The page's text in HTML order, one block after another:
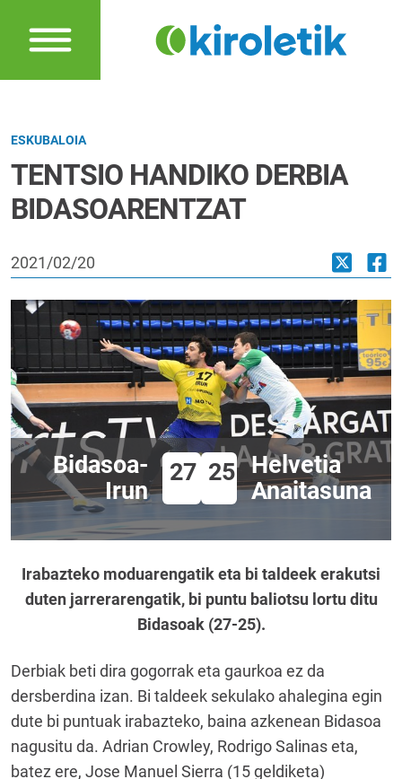
ESKUBALOIA
TENTSIO HANDIKO DERBIA
BIDASOARENTZAT
2021/02/20
Bidasoa-
Irun
27 25 Helvetia
Anaitasuna
Irabazteko moduarengatik eta bi taldeek erakutsi
duten jarrerarengatik, bi puntu baliotsu lortu ditu
Bidasoak (27-25).
Derbiak beti dira gogorrak eta gaurkoa ez da
dersberdina izan. Bi taldeek sekulako ahalegina egin
dute bi puntuak irabazteko, baina azkenean Bidasoa
nagusitu da. Adrian Crowley, Rodrigo Salinas eta,
batez ere, Jose Manuel Sierra (15 geldiketa)